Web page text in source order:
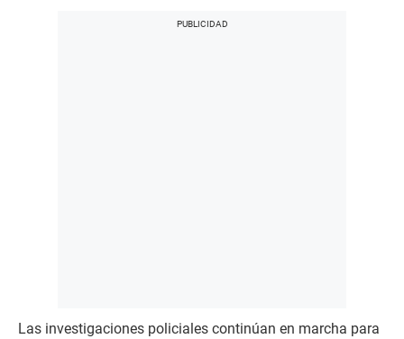
Las investigaciones policiales continúan en marcha para